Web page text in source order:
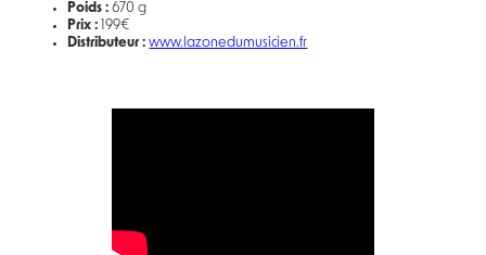
Poids :670 g
Prix : 199€
Distributeur : www.lazonedumusicien.fr